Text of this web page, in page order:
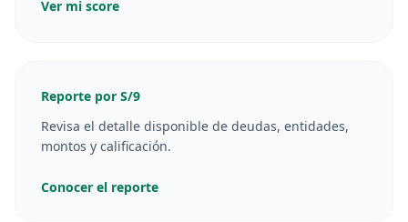
Ver mi score
Reporte por S/9
Revisa el detalle disponible de deudas, entidades,
montos y calificación.
Conocer el reporte